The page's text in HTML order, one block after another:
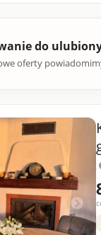
do
oferty